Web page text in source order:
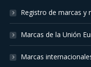
Registro de marcas y
Marcas de la Unión
Marcas